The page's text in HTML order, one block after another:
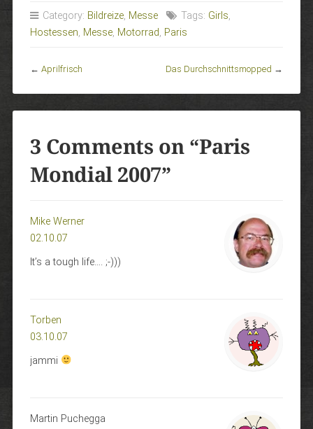
Category: Bildreize, Messe Tags: Girls,
Hostessen, Messe, Motorrad, Paris
← Aprilfrisch Das Durchschnittsmopped →
3 Comments on “Paris
Mondial 2007”
Mike Werner
02.10.07
It’s a tough life…. ;-)))
Torben
03.10.07
jammi
Martin Puchegga